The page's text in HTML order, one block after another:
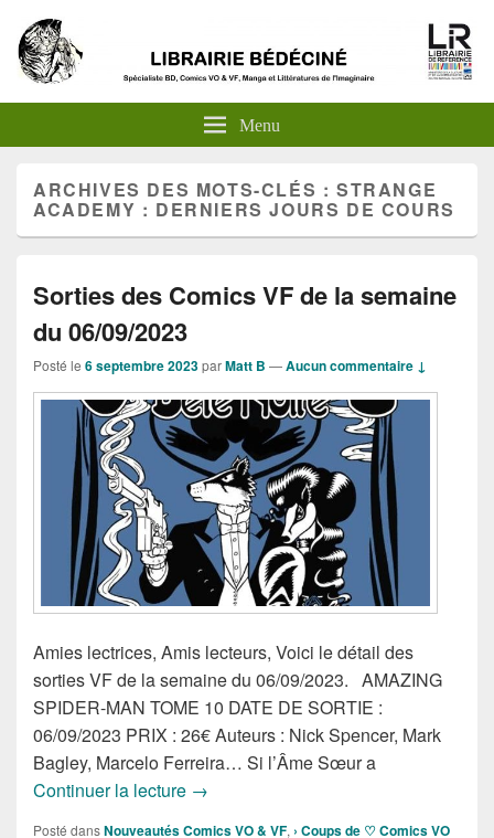
Menu
ARCHIVES DES MOTS-CLÉS :STRANGE
ACADEMY : DERNIERS JOURS DE COURS
Sorties des Comics VF de la semaine
du 06/09/2023
Posté le 6 septembre 2023parMatt B —Aucun commentaire ↓
Amies lectrices, Amis lecteurs, Voici le détail des
sorties VF de la semaine du 06/09/2023. AMAZING
SPIDER-MAN TOME 10 DATE DE SORTIE :
06/09/2023 PRIX : 26€ Auteurs : Nick Spencer, Mark
Bagley, Marcelo Ferreira… Si l’Âme Sœur a
Continuer la lecture Sorties des Comics VF de la semaine
→
Posté dansNouveautés Comics VO & VF, › Coups de ♡ Comics VO